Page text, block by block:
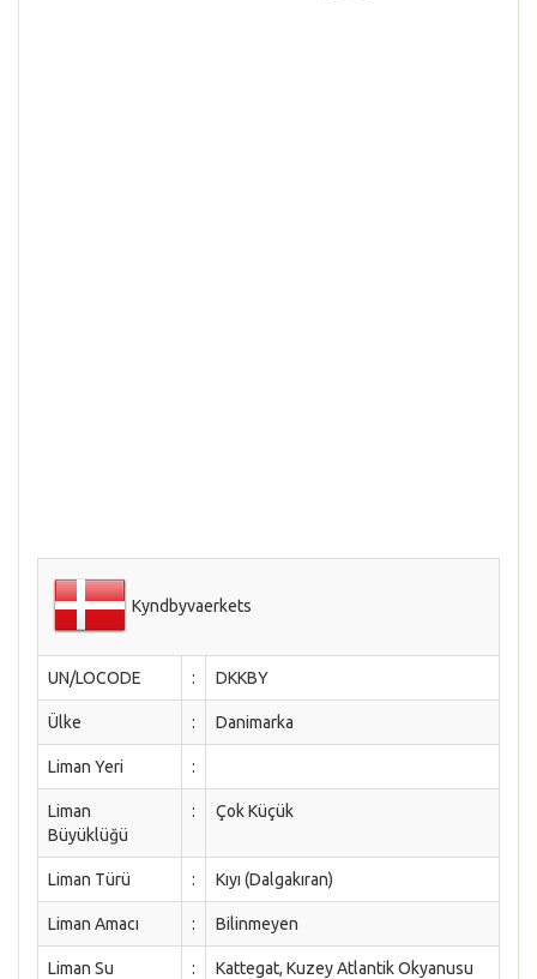
Kyndbyvaerkets
UN/LOCODE : DKKBY
Ülke : Danimarka
Liman Yeri :
Liman
Büyüklüğü
: Çok Küçük
Liman Türü : Kıyı (Dalgakıran)
Liman Amacı : Bilinmeyen
Liman Su
: Kattegat, Kuzey Atlantik Okyanusu